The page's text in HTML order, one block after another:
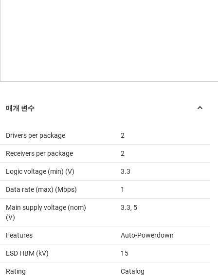
Drivers per package 2
Receivers per package 2
Logic voltage (min) (V) 3.3
Data rate (max) (Mbps) 1
Main supply voltage (nom)
(V)
3.3, 5
Features Auto-Powerdown
ESD HBM (kV) 15
Rating Catalog